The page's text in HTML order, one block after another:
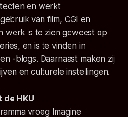
en werkt
van film, CGI en
werk is te zien geweest op
en is te vinden in
-blogs. Daarnaast maken zij
en culturele instellingen.
de HKU
vroeg Imagine